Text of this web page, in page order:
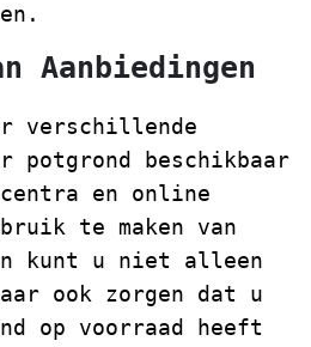
Aanbiedingen
verschillende
potgrond beschikbaar
en online
te maken van
kunt u niet alleen
ook zorgen dat u
op voorraad heeft